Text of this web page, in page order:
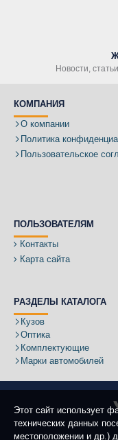
Новости,
КОМПАНИЯ
О компании
Политика
Пользовательское
ПОЛЬЗОВАТЕЛЯМ
Контакты
Карта сайта
РАЗДЕЛЫ КАТАЛОГА
Кузов
Оптика
Комплектующие
Марки автомобилей
Этот сайт использует
технических данных
местоположении и др.)